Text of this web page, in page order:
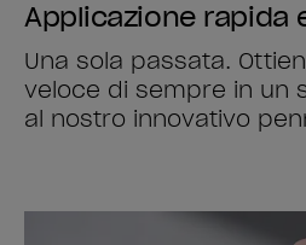
Applicazione rapida
Una sola passata.
veloce di sempre in un
al nostro innovativo